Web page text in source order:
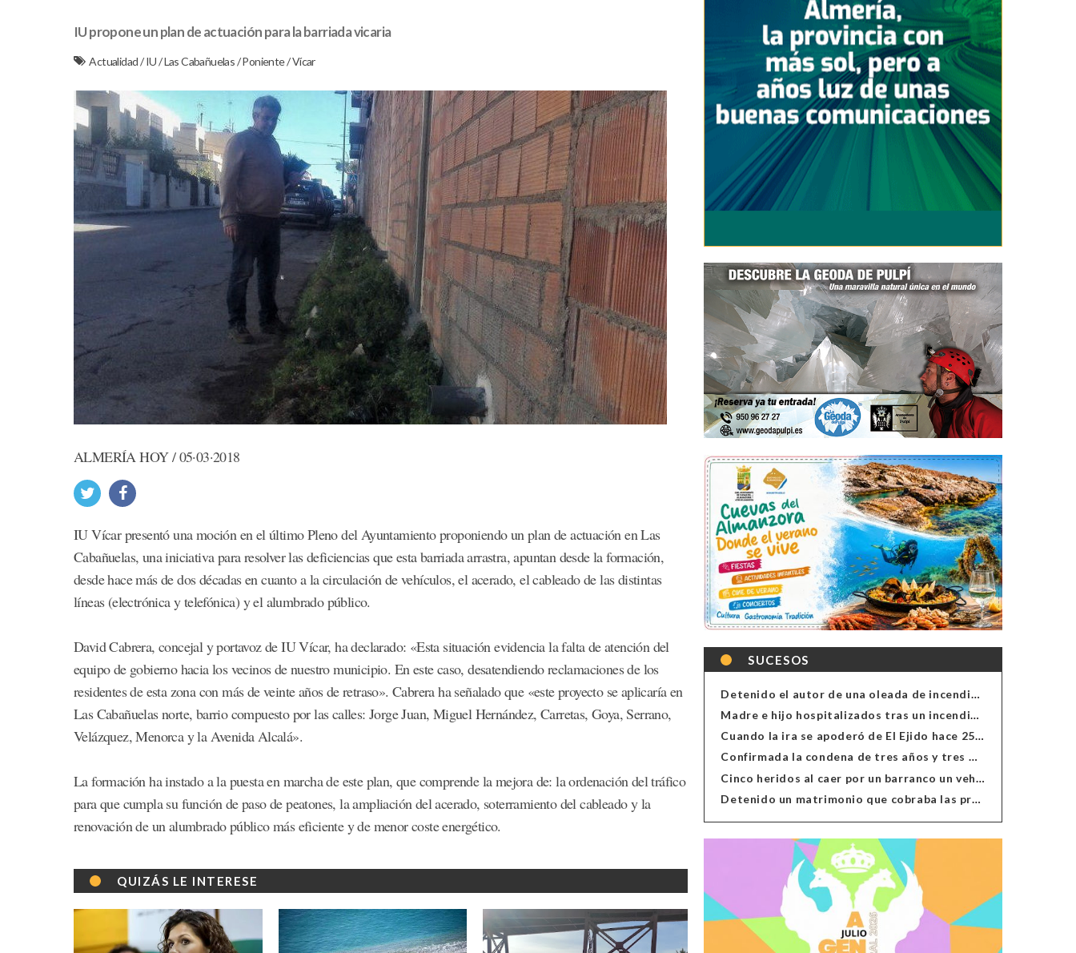
IU propone un plan de actuación para la barriada vicaria
Actualidad/IU/Las Cabañuelas/Poniente/Vícar
ALMERÍA HOY / 05·03·2018
IU Vícar presentó una moción en el último Pleno del Ayuntamiento proponiendo un plan de actuación en Las
Cabañuelas, una iniciativa para resolver las deficiencias que esta barriada arrastra, apuntan desde la formación,
desde hace más de dos décadas en cuanto a la circulación de vehículos, el acerado, el cableado de las distintas
líneas (electrónica y telefónica) y el alumbrado público.
David Cabrera, concejal y portavoz de IU Vícar, ha declarado: «Esta situación evidencia la falta de atención del
equipo de gobierno hacia los vecinos de nuestro municipio. En este caso, desatendiendo reclamaciones de los
residentes de esta zona con más de veinte años de retraso». Cabrera ha señalado que «este proyecto se aplicaría en
Las Cabañuelas norte, barrio compuesto por las calles: Jorge Juan, Miguel Hernández, Carretas, Goya, Serrano,
Velázquez, Menorca y la Avenida Alcalá».
La formación ha instado a la puesta en marcha de este plan, que comprende la mejora de: la ordenación del tráfico
para que cumpla su función de paso de peatones, la ampliación del acerado, soterramiento del cableado y la
renovación de un alumbrado público más eficiente y de menor coste energético.
QUIZÁS LE INTERESE
SUCESOS
Detenido el autor de una oleada de incendios de contenedores en Almería
Madre e hijo hospitalizados tras un incendio en la cocina de una vivienda en Almería
Cuando la ira se apoderó de El Ejido hace 25 años
Confirmada la condena de tres años y tres meses al hombre de Antas acusado de xenofobia
Cinco heridos al caer por un barranco un vehículo en Alcolea
Detenido un matrimonio que cobraba las prestaciones de ilegales en Almería, Granada, Málaga, Huelva y Murcia